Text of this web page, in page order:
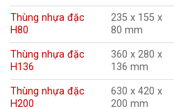
Thùng nhựa đặc
H80
235 x 155 x
80 mm
Thùng nhựa đặc
H136
360 x 280 x
136 mm
Thùng nhựa đặc
H200
630 x 420 x
200 mm